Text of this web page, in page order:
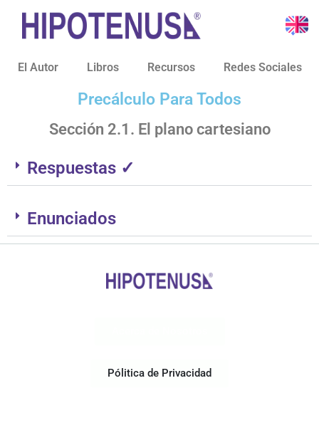
El Autor Libros Recursos Redes Sociales
Precálculo Para Todos
Sección 2.1. El plano cartesiano
Respuestas ✓
Enunciados
Pólitica de Privacidad